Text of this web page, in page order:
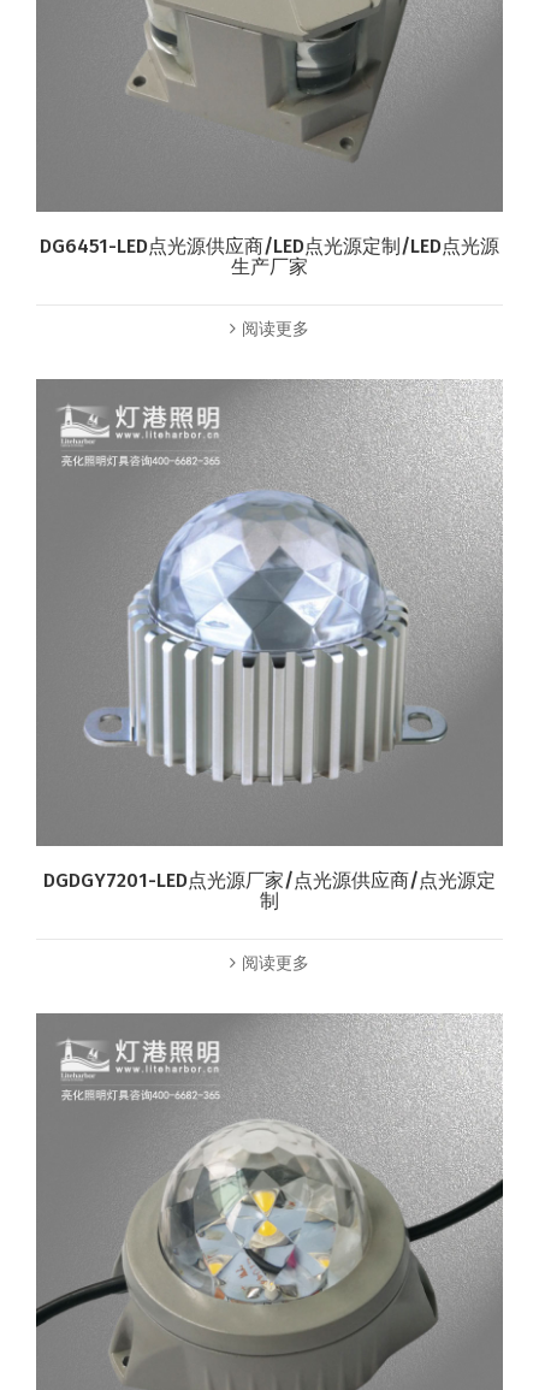
DG6451-LED点光源供应商/LED点光源定制/LED点光源
生产厂家
阅读更多
DGDGY7201-LED点光源厂家/点光源供应商/点光源定
制
阅读更多